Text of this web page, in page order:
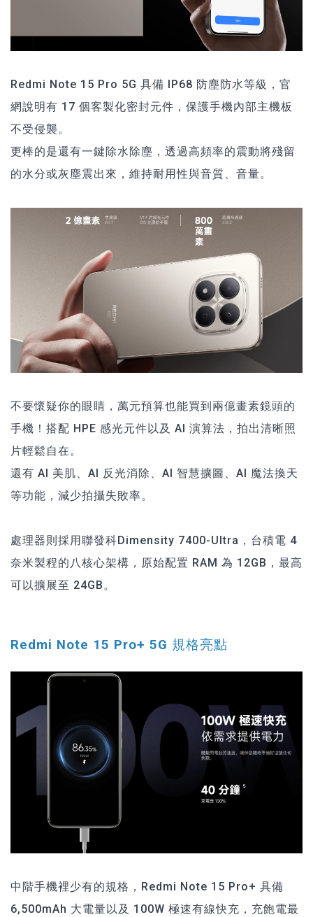
Redmi Note 15 Pro 5G 具備 IP68 防塵防水等級，官
網說明有 17 個客製化密封元件，保護手機內部主機板
不受侵襲。
更棒的是還有一鍵除水除塵，透過高頻率的震動將殘留
的水分或灰塵震出來，維持耐用性與音質、音量。
不要懷疑你的眼睛，萬元預算也能買到兩億畫素鏡頭的
手機！搭配 HPE 感光元件以及 AI 演算法，拍出清晰照
片輕鬆自在。
還有 AI 美肌、AI 反光消除、AI 智慧擴圖、AI 魔法換天
等功能，減少拍攝失敗率。
處理器則採用聯發科Dimensity 7400-Ultra，台積電 4
奈米製程的八核心架構，原始配置 RAM 為 12GB，最高
可以擴展至 24GB。
Redmi Note 15 Pro+ 5G 規格亮點
中階手機裡少有的規格，Redmi Note 15 Pro+ 具備
6,500mAh 大電量以及 100W 極速有線快充，充飽電最